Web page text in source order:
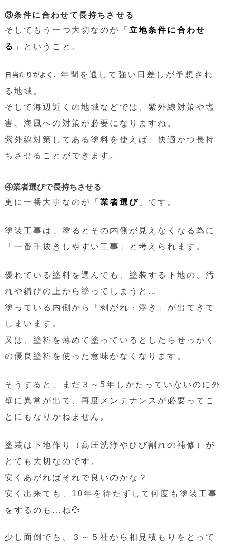
③条件に合わせて長持ちさせる
そしてもう一つ大切なのが「 立地条件に合わせ
る 」ということ。
日当たりがよく、 年間を通して強い日差しが予想され
る地域。
そして海辺近くの地域などでは、紫外線対策や塩
害、海風への対策が必要になりますね。
紫外線対策してある塗料を使えば、快適かつ長持
ちさせることができます。
④業者選びで長持ちさせる
更に一番大事なのが「 業者選び 」です。
塗装工事は、塗るとその内側が見えなくなる為に
「一番手抜きしやすい工事」と考えられます。
優れている塗料を選んでも、塗装する下地の、汚
れや錆びの上から塗ってしまうと…
塗っている内側から「剥がれ・浮き」が出てきて
しまいます。
又は、塗料を薄めて塗っているとしたらせっかく
の優良塗料を使った意味がなくなります。
そうすると、まだ３～5年しかたっていないのに外
壁に異常が出て、再度メンテナンスが必要ってこ
とにもなりかねません。
塗装は下地作り（高圧洗浄やひび割れの補修）が
とても大切なのです。
安くあがればそれで良いのかな？
安く出来ても、10年を待たずして何度も塗装工事
をするのも…ね💦
少し面倒でも、３～５社から相見積もりをとって